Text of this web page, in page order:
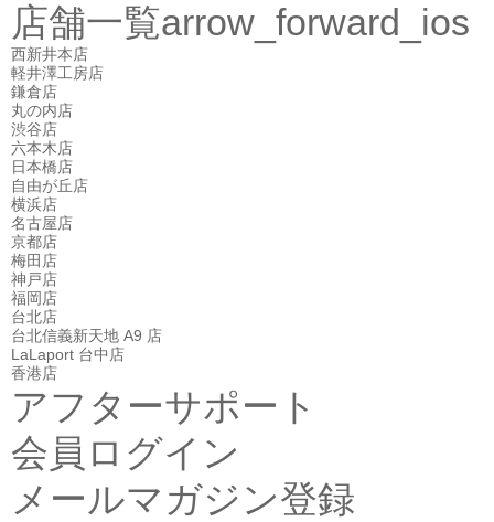
店舗一覧arrow_forward_ios
西新井本店
軽井澤工房店
鎌倉店
丸の内店
渋谷店
六本木店
日本橋店
自由が丘店
横浜店
名古屋店
京都店
梅田店
神戸店
福岡店
台北店
台北信義新天地 A9 店
LaLaport 台中店
香港店
アフターサポート
会員ログイン
メールマガジン登録